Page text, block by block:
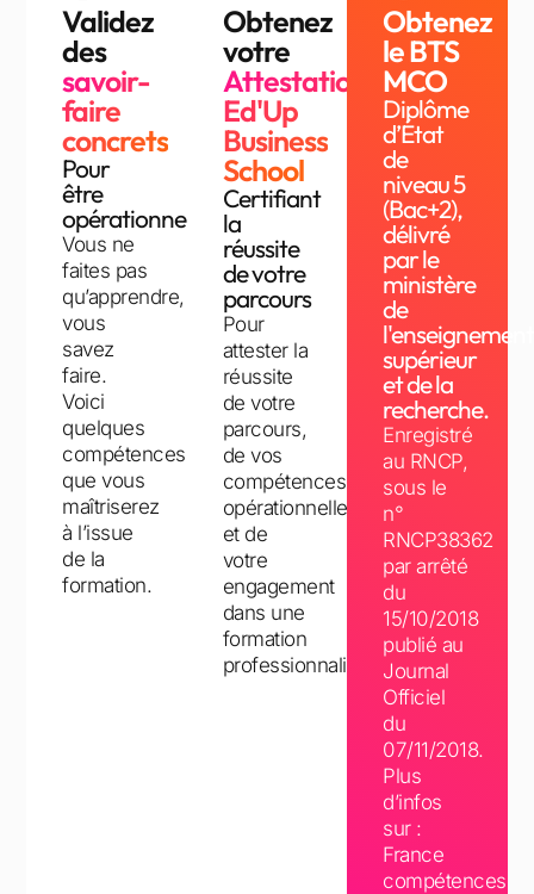
Validez
des
savoir-
faire
concrets
Pour
être
opérationnel(le)
Vous ne
faites pas
qu’apprendre,
vous
savez
faire.
Voici
quelques
compétences
que vous
maîtriserez
à l’issue
de la
formation.
Obtenez
votre
Attestation
Ed'Up
Business
School
Certifiant
la
réussite
de votre
parcours
Pour
attester la
réussite
de votre
parcours,
de vos
compétences
opérationnelles
et de
votre
engagement
dans une
formation
professionnalisante.
Obtenez
le BTS
MCO
Diplôme
d’État
de
niveau 5
(Bac+2),
délivré
par le
ministère
de
l'enseignement
supérieur
et de la
recherche.
Enregistré
au RNCP,
sous le
n°
RNCP38362
pararrête
du
15/10/2018
publié au
Journal
Officiel
du
07/11/2018.
Plus
d’infos
sur :
France
compétences